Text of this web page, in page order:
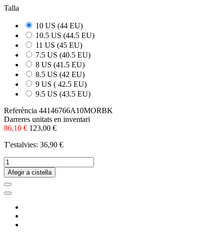
Talla
10 US (44 EU)
10.5 US (44.5 EU)
11 US (45 EU)
7.5 US (40.5 EU)
8 US (41.5 EU)
8.5 US (42 EU)
9 US ( 42.5 EU)
9.5 US (43.5 EU)
Referència 44146766A10MORBK
Darreres unitats en inventari
86,10 € 123,00 €
T'estalvies: 36,90 €
Afegir a cistella